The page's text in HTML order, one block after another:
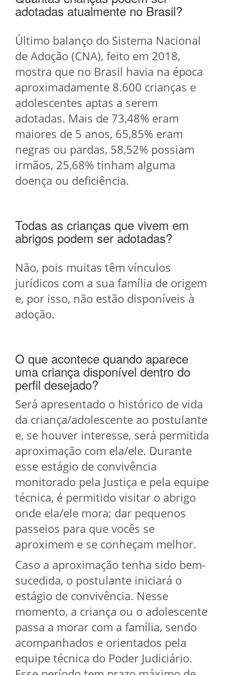
adotadas atualmente no Brasil?
Último balanço do Sistema Nacional
de Adoção (CNA), feito em 2018,
mostra que no Brasil havia na época
aproximadamente 8.600 crianças e
adolescentes aptas a serem
adotadas. Mais de 73,48% eram
maiores de 5 anos, 65,85% eram
negras ou pardas, 58,52% possiam
irmãos, 25,68% tinham alguma
doença ou deficiência.
Todas as crianças que vivem em
abrigos podem ser adotadas?
Não, pois muitas têm vínculos
jurídicos com a sua família de origem
e, por isso, não estão disponíveis à
adoção.
O que acontece quando aparece
uma criança disponível dentro do
perfil desejado?
Será apresentado o histórico de vida
da criança/adolescente ao postulante
e, se houver interesse, será permitida
aproximação com ela/ele. Durante
esse estágio de convivência
monitorado pela Justiça e pela equipe
técnica, é permitido visitar o abrigo
onde ela/ele mora; dar pequenos
passeios para que vocês se
aproximem e se conheçam melhor.
Caso a aproximação tenha sido bem-
sucedida, o postulante iniciará o
estágio de convivência. Nesse
momento, a criança ou o adolescente
passa a morar com a família, sendo
acompanhados e orientados pela
equipe técnica do Poder Judiciário.